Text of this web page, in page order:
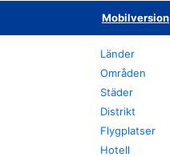
Mobilversion
Länder
Områden
Städer
Distrikt
Flygplatser
Hotell